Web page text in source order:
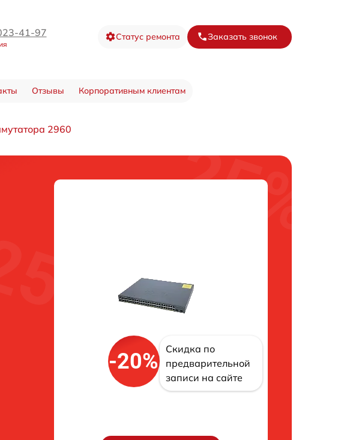
41-97 Статус ремонта Заказать звонок
Отзывы Корпоративным клиентам
2960
-20%
Скидка по
предварительной
записи на сайте